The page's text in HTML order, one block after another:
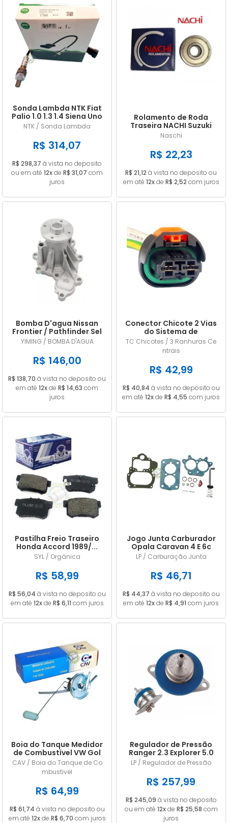
Sonda Lambda NTK Fiat
Palio 1.0 1.3 1.4 Siena Uno
Doblo Punto Strada
NTK / Sonda Lambda
R$ 314,07
R$ 298,37 à vista no deposito
ou em até 12xde R$ 31,07 com
juros
Rolamento de Roda
Traseira NACHI Suzuki
GN 125 Intruder / Yes 125
Naschi
R$ 22,23
R$ 21,12 à vista no deposito ou
em até 12xde R$ 2,52 com juros
Bomba D'agua Nissan
Frontier / Pathfinder Sel
2.5 16v Diesel 2008/...
YIMING / BOMBA D'AGUA
R$ 146,00
R$ 138,70 à vista no deposito ou
em até 12xde R$ 14,63 com
juros
Conector Chicote 2 Vias
do Sistema de
Arrefecimento Renault /
Peugeot
TC Chicotes / 3 Ranhuras Ce
ntrais
R$ 42,99
R$ 40,84 à vista no deposito ou
em até 12xde R$ 4,55 com juros
Pastilha Freio Traseiro
Honda Accord 1989/...
Civic 1.8 2006/...
SYL / Orgânica
R$ 58,99
R$ 56,04 à vista no deposito ou
em até 12xde R$ 6,11 com juros
Jogo Junta Carburador
Opala Caravan 4 E 6c
CARB 446 DFV ALC
LP / Carburação Junta
R$ 46,71
R$ 44,37 à vista no deposito ou
em até 12xde R$ 4,91 com juros
Boia do Tanque Medidor
de Combustível VW Gol
Parati Saveiro Voyage
1985 a 1989 Gasolina
Com Retorno Com
Pescador 55L
CAV / Boia do Tanque de Co
mbustivel
R$ 64,99
R$ 61,74 à vista no deposito ou
em até 12xde R$ 6,70 com juros
Regulador de Pressão
Ranger 2.3 Explorer 5.0
Mustang 2.8 e 5.0 LP228
LP / Regulador de Pressão
R$ 257,99
R$ 245,09 à vista no deposito
ou em até 12xde R$ 25,58 com
juros